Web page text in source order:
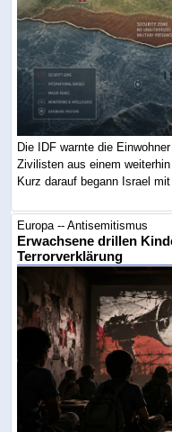
Die IDF warnte die
Zivilisten aus einem
Kurz darauf begann Israel
Europa -- Antisemitismus
Erwachsene drillen
Terrorverklärung